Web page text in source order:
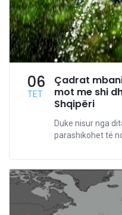
06
TET
Çadrat
mot me shi
Shqipëri
Duke nisur nga
parashikohet të